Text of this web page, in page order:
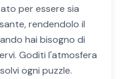
per essere sia
rendendolo il
hai bisogno di
Goditi l'atmosfera
ogni puzzle.